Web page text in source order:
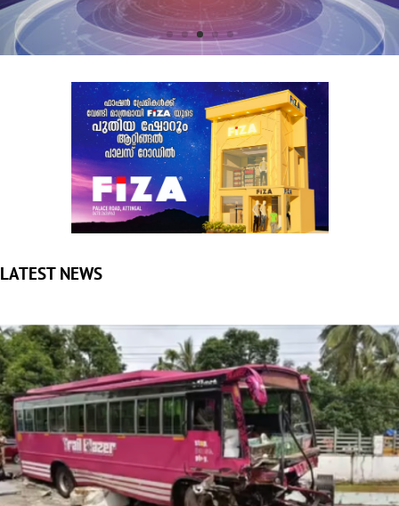
LATEST NEWS
കുന്നംകുളത്ത് നിയന്ത്രണം നഷ്ടപ്പെട്ട സ്വകാര്യ ബസ് അഞ്ച്
വാഹനങ്ങളിൽ ഇടിച്ചു കയറി; രണ്ട് മരണം
തൃശൂർ: കുന്നംകുളത്ത് നിയന്ത്രണം വിട്ടെത്തിയ സ്വകാര്യ ബസ്
കാറും ഓട്ടോറിക്ഷയും ഉൾപ്പെടെ അഞ്ച്...